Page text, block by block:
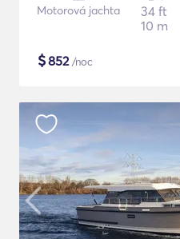
Motorová jachta
34 ft
10 m
$852/noc